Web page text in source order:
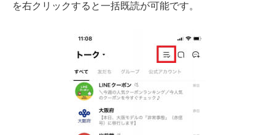
を右クリックすると一括既読が可能です。